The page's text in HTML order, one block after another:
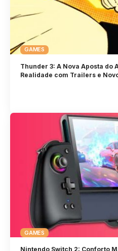
GAMES
Thunder 3: A Nova Aposta do
Realidade com Trailers e
GAMES
Nintendo Switch 2: Conforto